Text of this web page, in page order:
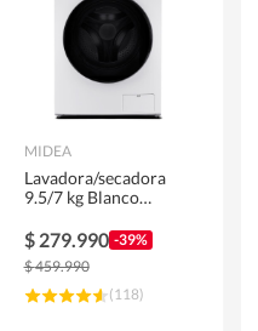
MIDEA
Lavadora/secadora
9.5/7 kg Blanco
$ 279.990 -39%
$459.990
(118)